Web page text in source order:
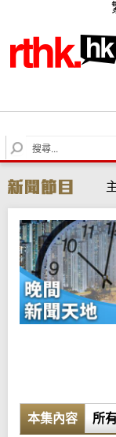
S
e
r
c
h
本集內容 所